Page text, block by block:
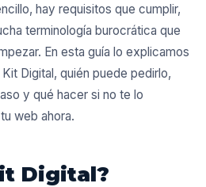
hay requisitos que cumplir,
terminología burocrática que
En esta guía lo explicamos
Digital, quién puede pedirlo,
y qué hacer si no te lo
web ahora.
Digital?